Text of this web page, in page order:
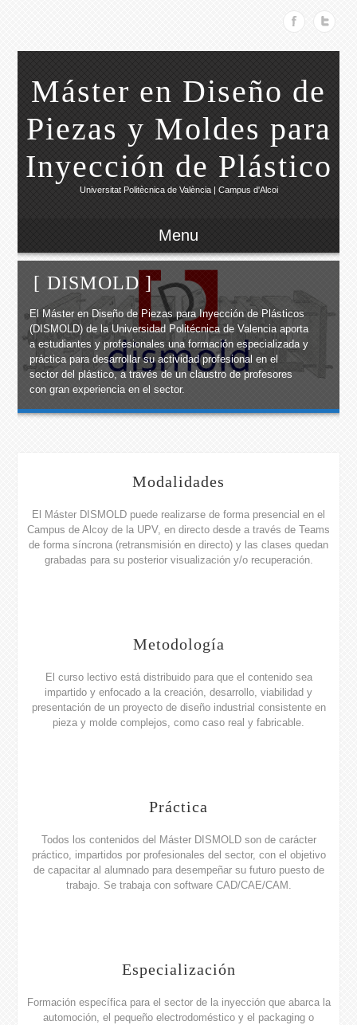
Máster en Diseño de
Piezas y Moldes para
Inyección de Plástico
Universitat Politècnica de València | Campus d'Alcoi
Menu
[ DISMOLD ]
El Máster en Diseño de Piezas para Inyección de Plásticos
(DISMOLD) de la Universidad Politécnica de Valencia aporta
a estudiantes y profesionales una formación especializada y
práctica para desarrollar su actividad profesional en el
sector del plástico, a través de un claustro de profesores
con gran experiencia en el sector.
Modalidades
El Máster DISMOLD puede realizarse de forma presencial en el
Campus de Alcoy de la UPV, en directo desde a través de Teams
de forma síncrona (retransmisión en directo) y las clases quedan
grabadas para su posterior visualización y/o recuperación.
Metodología
El curso lectivo está distribuido para que el contenido sea
impartido y enfocado a la creación, desarrollo, viabilidad y
presentación de un proyecto de diseño industrial consistente en
pieza y molde complejos, como caso real y fabricable.
Práctica
Todos los contenidos del Máster DISMOLD son de carácter
práctico, impartidos por profesionales del sector, con el objetivo
de capacitar al alumnado para desempeñar su futuro puesto de
trabajo. Se trabaja con software CAD/CAE/CAM.
Especialización
Formación específica para el sector de la inyección que abarca la
automoción, el pequeño electrodoméstico y el packaging o